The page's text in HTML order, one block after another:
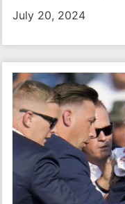
July 20, 2024